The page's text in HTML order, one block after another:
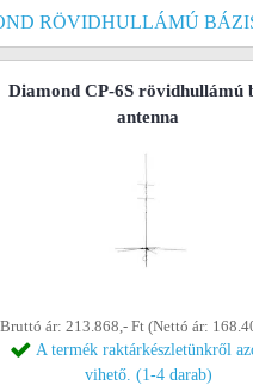
RÖVIDHULLÁMÚ
Diamond CP-6S rövidhullámú
antenna
Bruttó ár: 213.868,- Ft (Nettó ár:
A termék raktárkészletünkről
vihető. (1-4 darab)